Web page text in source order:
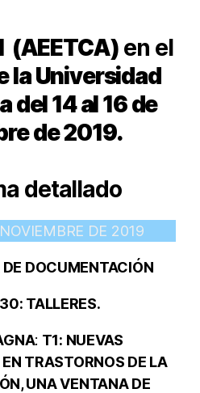
(AEETCA) en el
la Universidad
del 14 al 16 de
de 2019.
detallado
DE 2019
DOCUMENTACIÓN
TALLERES.
: T1: NUEVAS
TRASTORNOS DE LA
UNA VENTANA DE